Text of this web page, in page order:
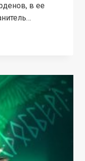
в ее